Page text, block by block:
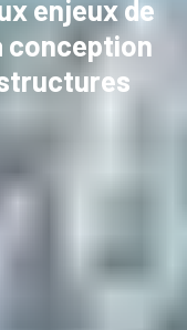
enjeux de
conception